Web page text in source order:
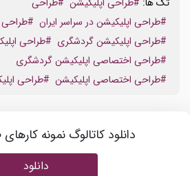
#طراحی اپلیکیشن در سراسر ایران #طراحی
#طراحی اپلیکیشن گردشگری #طراحی
#طراحی اختصاصی اپلیکیشن گردشگری
#طراحی اختصاصی اپلیکیشن #طراحی
دانلود کاتالوگ نمونه
دانلود